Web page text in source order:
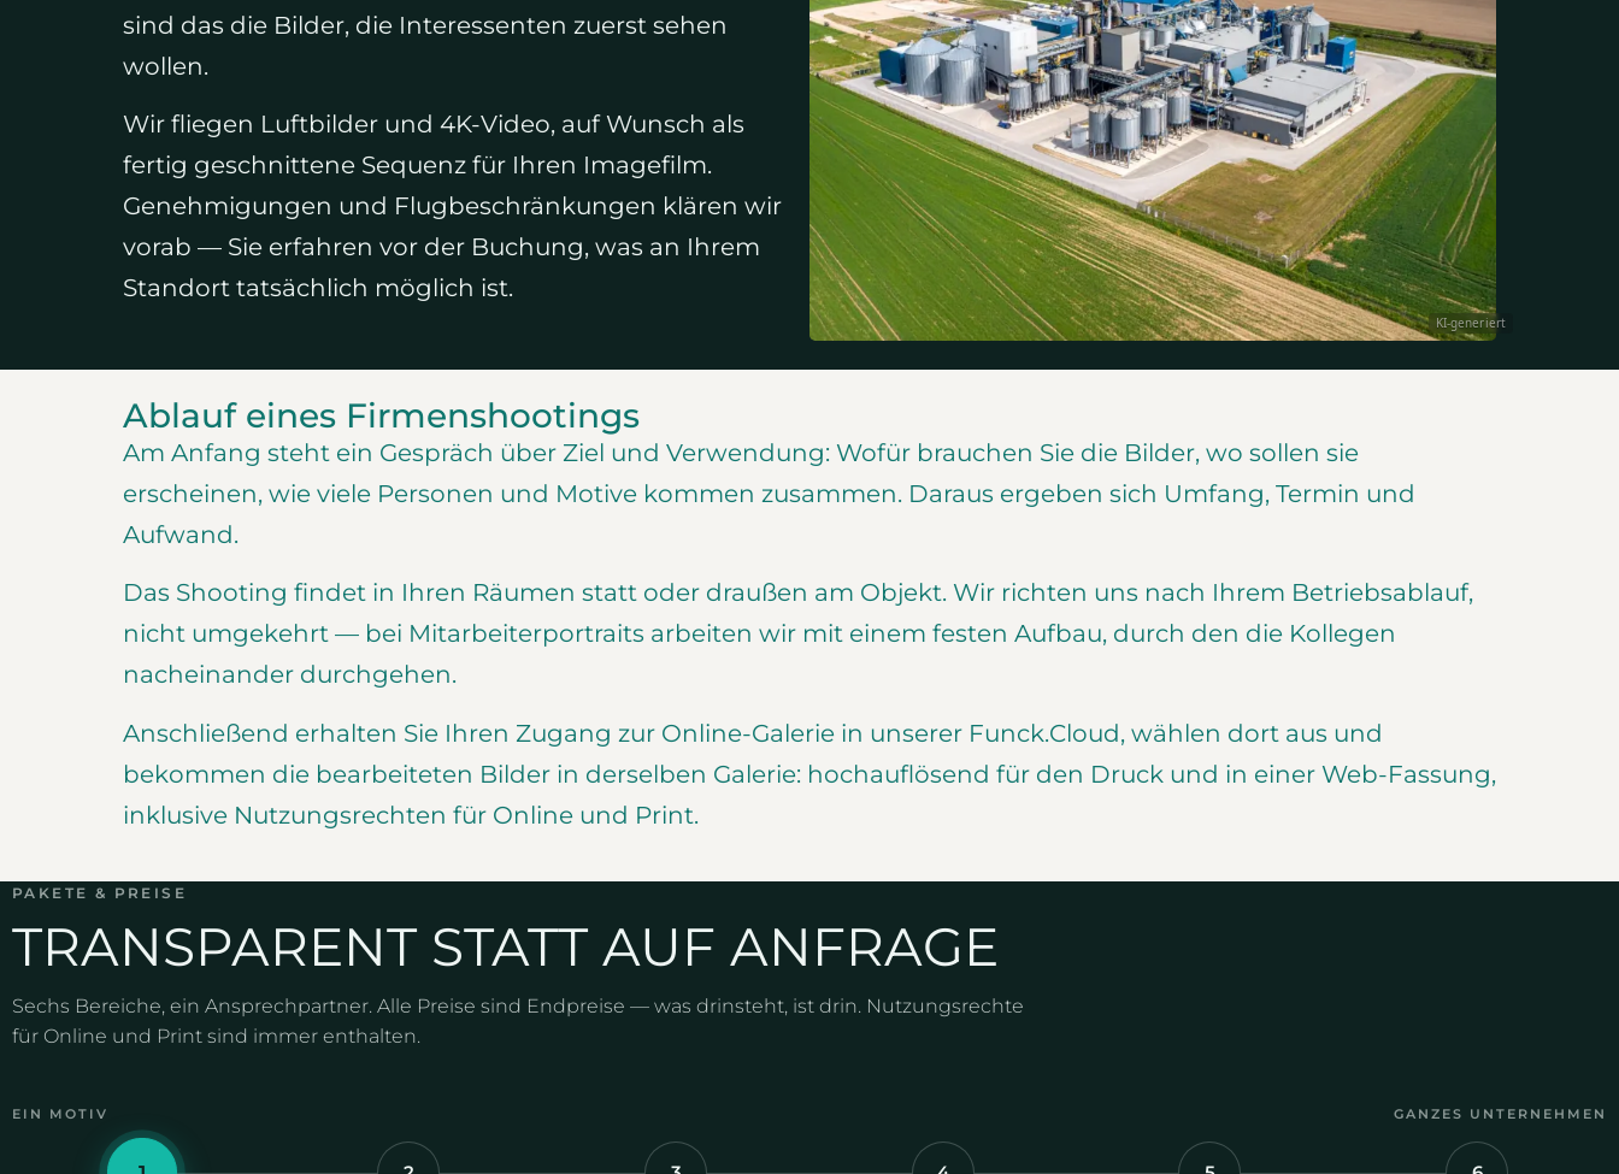
sind das die Bilder, die Interessenten zuerst sehen
wollen.
Wir fliegen Luftbilder und 4K-Video, auf Wunsch als
fertig geschnittene Sequenz für Ihren Imagefilm.
Genehmigungen und Flugbeschränkungen klären wir
vorab — Sie erfahren vor der Buchung, was an Ihrem
Standort tatsächlich möglich ist.
Ablauf eines Firmenshootings
Am Anfang steht ein Gespräch über Ziel und Verwendung: Wofür brauchen Sie die Bilder, wo sollen sie
erscheinen, wie viele Personen und Motive kommen zusammen. Daraus ergeben sich Umfang, Termin und
Aufwand.
Das Shooting findet in Ihren Räumen statt oder draußen am Objekt. Wir richten uns nach Ihrem Betriebsablauf,
nicht umgekehrt — bei Mitarbeiterportraits arbeiten wir mit einem festen Aufbau, durch den die Kollegen
nacheinander durchgehen.
Anschließend erhalten Sie Ihren Zugang zur Online-Galerie in unserer Funck.Cloud, wählen dort aus und
bekommen die bearbeiteten Bilder in derselben Galerie: hochauflösend für den Druck und in einer Web-Fassung,
inklusive Nutzungsrechten für Online und Print.
PAKETE & PREISE
TRANSPARENT STATT AUF ANFRAGE
Sechs Bereiche, ein Ansprechpartner. Alle Preise sind Endpreise — was drinsteht, ist drin. Nutzungsrechte
für Online und Print sind immer enthalten.
EIN MOTIV GANZES UNTERNEHMEN
KI-generiert